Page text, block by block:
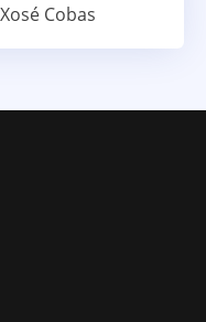
Cobas